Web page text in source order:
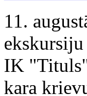
11.
IK "Tituls"
kara